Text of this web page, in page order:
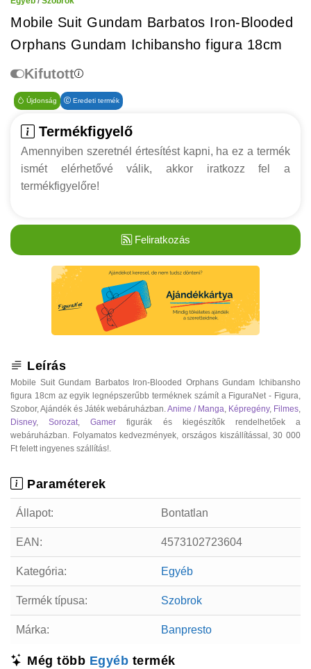
Mobile Suit Gundam Barbatos Iron-Blooded
Orphans Gundam Ichibansho figura 18cm
Kifutott
Újdonság Eredeti termék
Termékfigyelő
Amennyiben szeretnél értesítést kapni, ha ez a termék
ismét elérhetővé válik, akkor iratkozz fel a
termékfigyelőre!
Feliratkozás
Leírás
Mobile Suit Gundam Barbatos Iron-Blooded Orphans Gundam Ichibansho
figura 18cm az egyik legnépszerűbb terméknek számít a FiguraNet - Figura,
Szobor, Ajándék és Játék webáruházban. Anime / Manga Képregény, Filmes
Disney,Sorozat ,Gamer figurák és kiegészítők rendelhetőek a
webáruházban. Folyamatos kedvezmények, országos kiszállítással, 30 000
Ft felett ingyenes szállítás!.
Paraméterek
Állapot: Bontatlan
EAN: 4573102723604
Kategória: Egyéb
Termék típusa: Szobrok
Márka: Banpresto
Még több Egyéb termék